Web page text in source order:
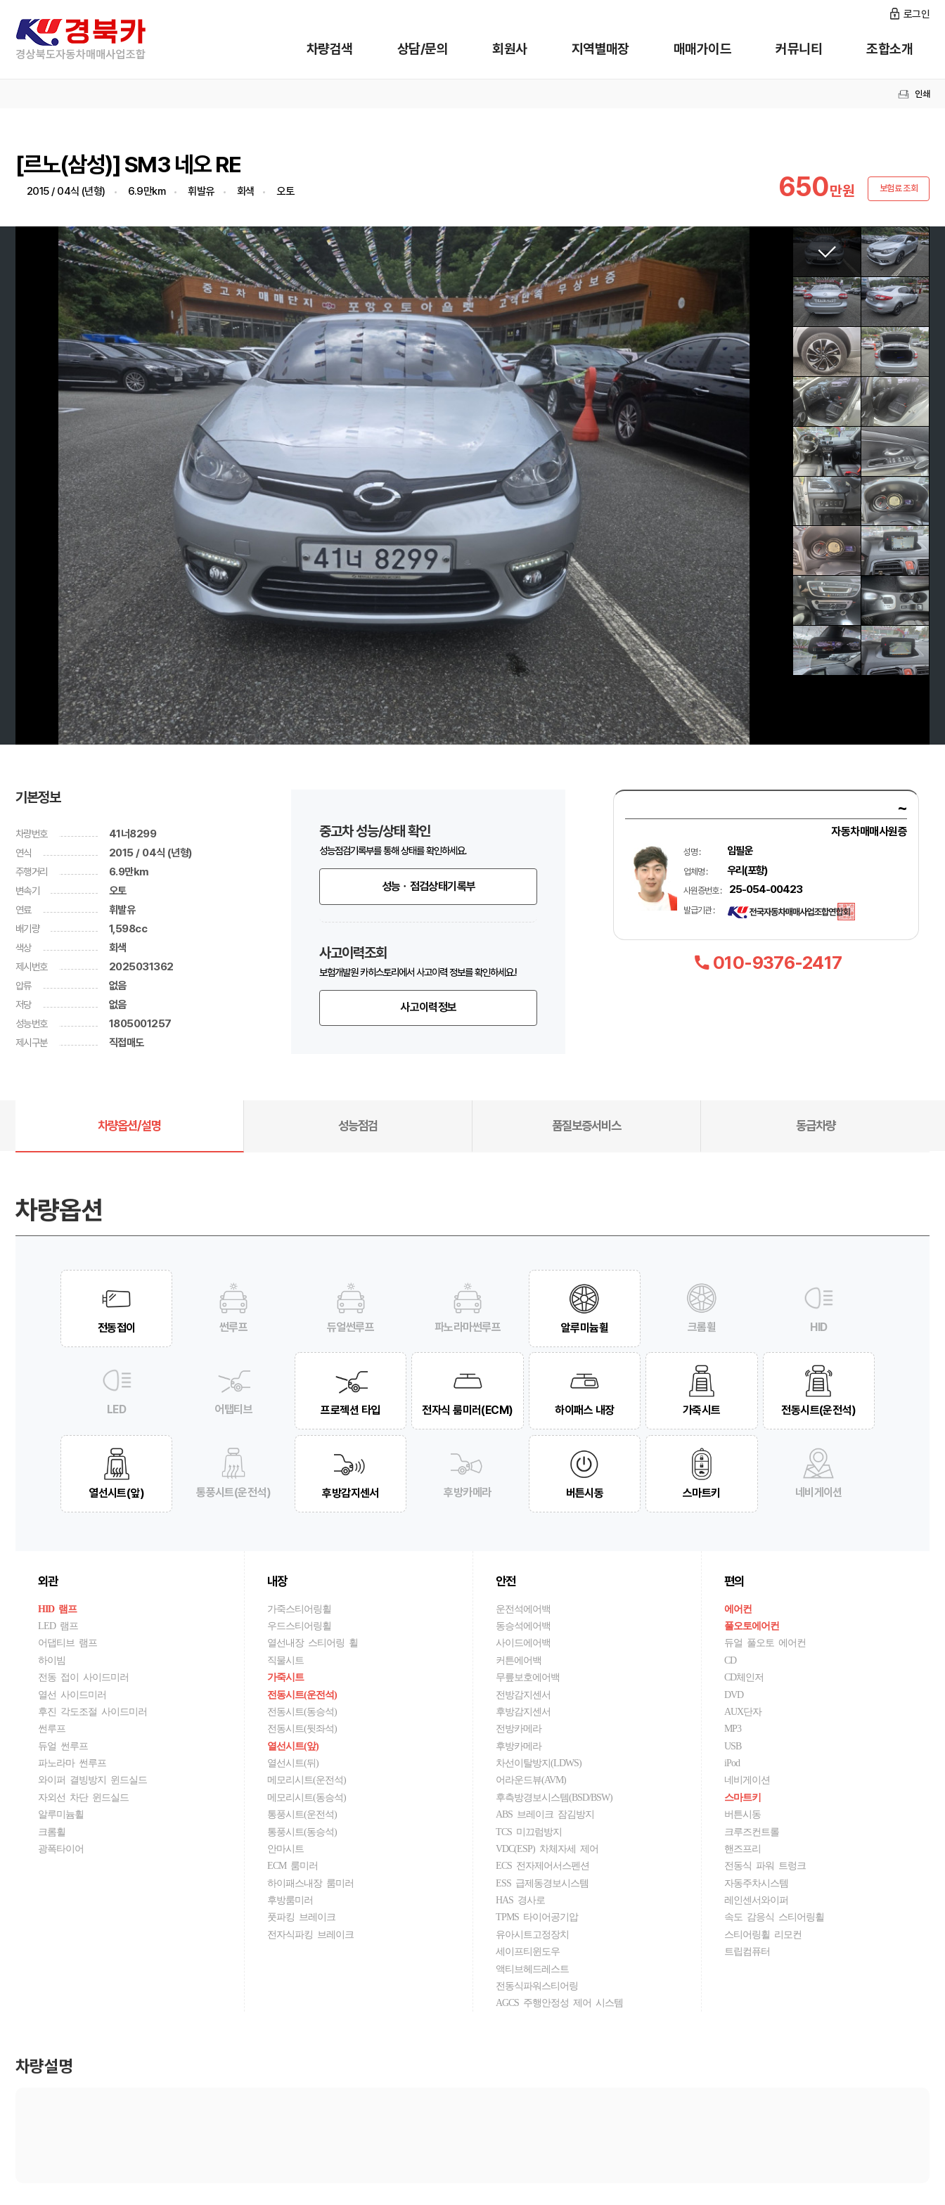
차량검색 상담/문의 회원사 지역별매장 매매가이드 커뮤니티 조합소개
로그인
인쇄
[르노(삼성)] SM3 네오 RE
2015 / 04식 (년형) 6.9만km 휘발유 회색 오토 650만원 보험료 조회
기본정보
차량번호 41너8299
연식 2015 / 04식 (년형)
주행거리 6.9만km
변속기 오토
연료 휘발유
배기량 1,598cc
색상 회색
제시번호 2025031362
압류 없음
저당 없음
성능번호 1805001257
제시구분 직접매도
중고차 성능/상태 확인
성능점검기록부를 통해 상태를 확인하세요.
성능ㆍ점검상태기록부
사고이력조회
보험개발원 카히스토리에서 사고이력 정보를 확인하세요.!
사고이력정보
~
자동차매매사원증
성명 : 임필운
업체명 : 우리(포항)
사원증번호 : 25-054-00423
발급기관 :
010-9376-2417
차량옵션/설명 성능점검 품질보증서비스 동급차량
차량옵션
전동접이 썬루프 듀얼썬루프 파노라마썬루프 알루미늄휠 크롬휠 HID
LED 어탭티브 프로젝션 타입 전자식 룸미러(ECM) 하이패스 내장 가죽시트 전동시트(운전석)
열선시트(앞) 통풍시트(운전석) 후방감지센서 후방카메라 버튼시동 스마트키 네비게이션
외관
HID 램프
LED 램프
어댑티브 램프
하이빔
전동 접이 사이드미러
열선 사이드미러
후진 각도조절 사이드미러
썬루프
듀얼 썬루프
파노라마 썬루프
와이퍼 결빙방지 윈드실드
자외선 차단 윈드실드
알루미늄휠
크롬휠
광폭타이어
내장
가죽스티어링휠
우드스티어링휠
열선내장 스티어링 휠
직물시트
가죽시트
전동시트(운전석)
전동시트(동승석)
전동시트(뒷좌석)
열선시트(앞)
열선시트(뒤)
메모리시트(운전석)
메모리시트(동승석)
통풍시트(운전석)
통풍시트(동승석)
안마시트
ECM 룸미러
하이패스내장 룸미러
후방룸미러
풋파킹 브레이크
전자식파킹 브레이크
안전
운전석에어백
동승석에어백
사이드에어백
커튼에어백
무릎보호에어백
전방감지센서
후방감지센서
전방카메라
후방카메라
차선이탈방지(LDWS)
어라운드뷰(AVM)
후측방경보시스템(BSD/BSW)
ABS 브레이크 잠김방지
TCS 미끄럼방지
VDC(ESP) 차체자세 제어
ECS 전자제어서스펜션
ESS 급제동경보시스템
HAS 경사로
TPMS 타이어공기압
유아시트고정장치
세이프티윈도우
액티브헤드레스트
전동식파워스티어링
AGCS 주행안정성 제어 시스템
편의
에어컨
풀오토에어컨
듀얼 풀오토 에어컨
CD
CD체인저
DVD
AUX단자
MP3
USB
iPod
네비게이션
스마트키
버튼시동
크루즈컨트롤
핸즈프리
전동식 파워 트렁크
자동주차시스템
레인센서와이퍼
속도 감응식 스티어링휠
스티어링휠 리모컨
트립컴퓨터
차량설명